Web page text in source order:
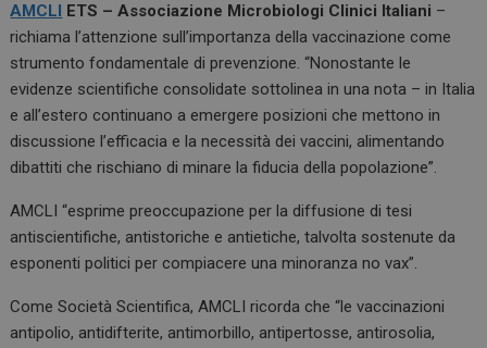
AMCLI ETS – Associazione Microbiologi Clinici Italiani –
richiama l’attenzione sull’importanza della vaccinazione come
strumento fondamentale di prevenzione. “Nonostante le
evidenze scientifiche consolidate sottolinea in una nota – in Italia
e all’estero continuano a emergere posizioni che mettono in
discussione l’efficacia e la necessità dei vaccini, alimentando
dibattiti che rischiano di minare la fiducia della popolazione”.
AMCLI “esprime preoccupazione per la diffusione di tesi
antiscientifiche, antistoriche e antietiche, talvolta sostenute da
esponenti politici per compiacere una minoranza no vax”.
Come Società Scientifica, AMCLI ricorda che “le vaccinazioni
antipolio, antidifterite, antimorbillo, antipertosse, antirosolia,